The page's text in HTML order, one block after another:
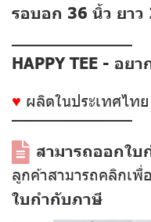
รอบอก 36 นิ้ว ยาว
––––––––––––––
HAPPY TEE - อ
♥ ผลิตในประเทศไท
––––––––––––––
สามารถออกใบ
ลูกค้าสามารถคลิกเ
ใบกำกับภาษี